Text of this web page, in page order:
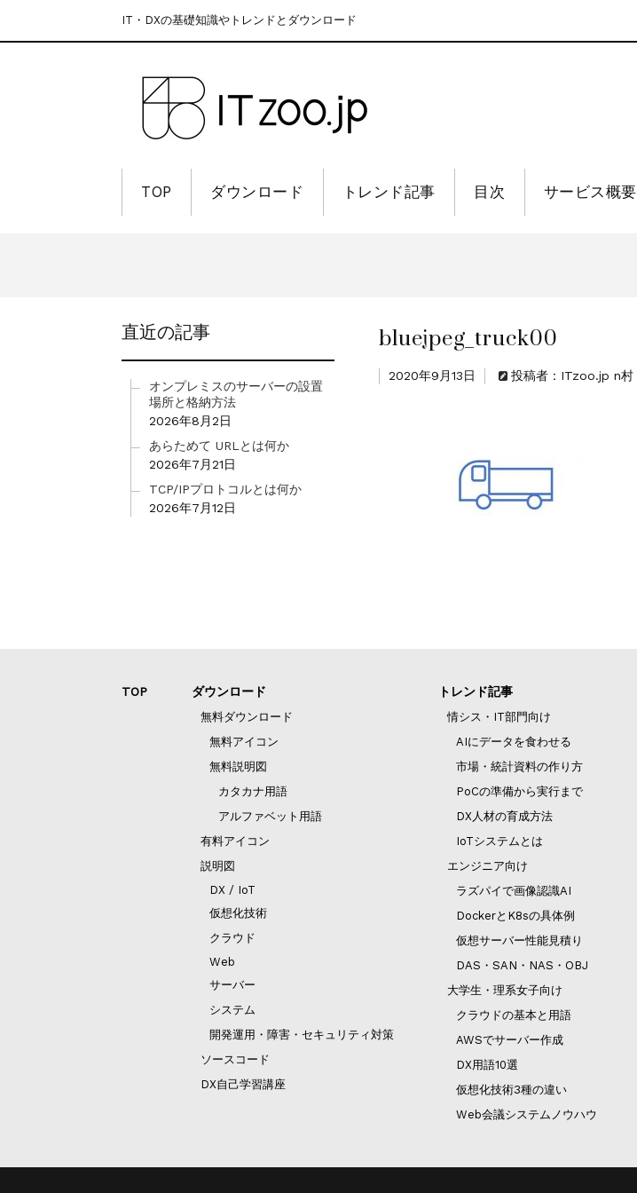
IT・DXの基礎知識やトレンドとダウンロード
TOP ダウンロード トレンド記事 目次 サービス概要
bluejpeg_truck00
2020年9月13日 投稿者：ITzoo.jp n村
直近の記事
オンプレミスのサーバーの設置
場所と格納方法
2026年8月2日
あらためて URLとは何か
2026年7月21日
TCP/IPプロトコルとは何か
2026年7月12日
TOP ダウンロード
無料ダウンロード
無料アイコン
無料説明図
カタカナ用語
アルファベット用語
有料アイコン
説明図
DX / IoT
仮想化技術
クラウド
Web
サーバー
システム
開発運用・障害・セキュリティ対策
ソースコード
DX自己学習講座
トレンド記事
情シス・IT部門向け
AIにデータを食わせる
市場・統計資料の作り方
PoCの準備から実行まで
DX人材の育成方法
IoTシステムとは
エンジニア向け
ラズパイで画像認識AI
DockerとK8sの具体例
仮想サーバー性能見積り
DAS・SAN・NAS・OBJ
大学生・理系女子向け
クラウドの基本と用語
AWSでサーバー作成
DX用語10選
仮想化技術3種の違い
Web会議システムノウハウ